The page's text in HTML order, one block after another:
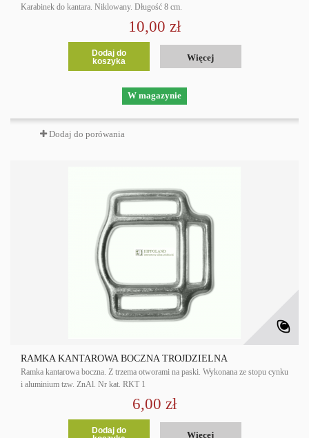
Karabinek do kantara. Niklowany. Długość 8 cm.
10,00 zł
Dodaj do
koszyka
Więcej
W magazynie
Dodaj do porówania
RAMKA KANTAROWA BOCZNA TRÓJDZIELNA
Ramka kantarowa boczna. Z trzema otworami na paski. Wykonana ze stopu cynku
i aluminium tzw. ZnAl. Nr kat. RKT 1
6,00 zł
Dodaj do
Więcej